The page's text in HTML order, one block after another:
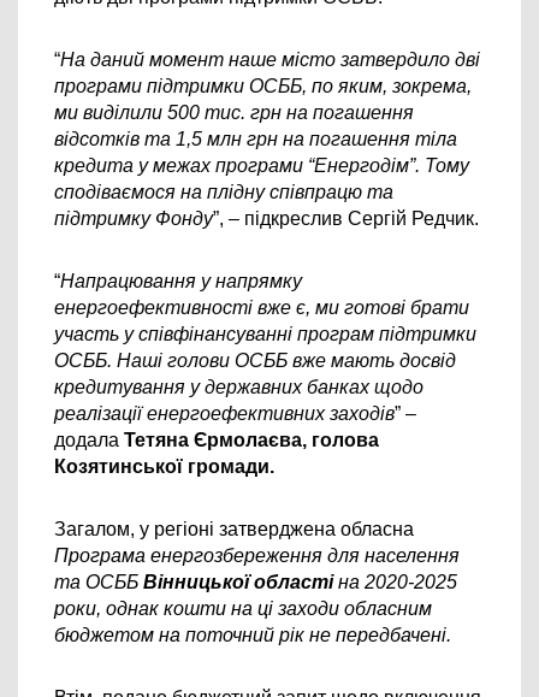
“На даний момент наше місто затвердило дві
програми підтримки ОСББ, по яким, зокрема,
ми виділили 500 тис. грн на погашення
відсотків та 1,5 млн грн на погашення тіла
кредита у межах програми “Енергодім”. Тому
сподіваємося на плідну співпрацю та
підтримку Фонду”, – підкреслив Сергій Редчик.
“Напрацювання у напрямку
енергоефективності вже є, ми готові брати
участь у співфінансуванні програм підтримки
ОСББ. Наші голови ОСББ вже мають досвід
кредитування у державних банках щодо
реалізації енергоефективних заходів” –
додала Тетяна Єрмолаєва, голова
Козятинської громади.
Програма енергозбереження для населення
та ОСББ Вінницької області на 2020-2025
роки, однак кошти на ці заходи обласним
бюджетом на поточний рік не передбачені.